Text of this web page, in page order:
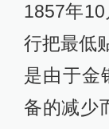
1857年
行把最低
是由于金
备的减少